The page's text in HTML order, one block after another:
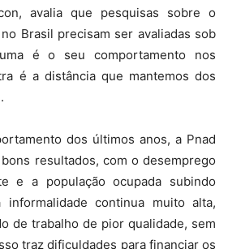
avalia que pesquisas sobre o
Brasil precisam ser avaliadas sob
é o seu comportamento nos
é a distância que mantemos dos
dos últimos anos, a Pnad
resultados, com o desemprego
e a população ocupada subindo
informalidade continua muito alta,
de trabalho de pior qualidade, sem
traz dificuldades para financiar os